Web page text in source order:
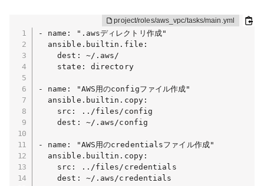
- name: ".awsディレクトリ作成"
  ansible.builtin.file:
    dest: ~/.aws/
    state: directory
- name: "AWS用のconfigファイル作成"
  ansible.builtin.copy:
    src: ../files/config
    dest: ~/.aws/config
- name: "AWS用のcredentialsファイル作成"
  ansible.builtin.copy:
    src: ../files/credentials
    dest: ~/.aws/credentials